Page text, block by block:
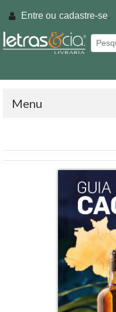
Entre ou cadastre-se.
Menu